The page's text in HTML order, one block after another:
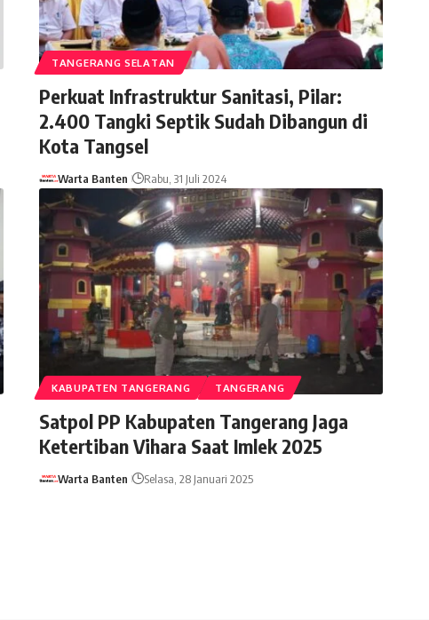
TANGERANG SELATAN
Perkuat Infrastruktur Sanitasi, Pilar:
2.400 Tangki Septik Sudah Dibangun di
Kota Tangsel
Warta Banten Rabu, 31 Juli 2024
KABUPATEN TANGERANG TANGERANG
Satpol PP Kabupaten Tangerang Jaga
Ketertiban Vihara Saat Imlek 2025
Warta Banten Selasa, 28 Januari 2025